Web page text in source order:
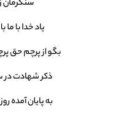
سنگرمان
یاد خدا با
بگو از پرچم حق
ذکر شهادت در
به پایان آمده